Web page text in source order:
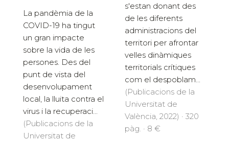
La pandèmia de la
COVID-19 ha tingut
un gran impacte
sobre la vida de les
persones. Des del
punt de vista del
desenvolupament
local, la lluita contra el
virus i la recuperaci...
(Publicacions de la
Universitat de
s'estan donant des
de les diferents
administracions del
territori per afrontar
velles dinàmiques
territorials crítiques
com el despoblam...
(Publicacions de la
Universitat de
València, 2022) · 320
pàg. · 8 €